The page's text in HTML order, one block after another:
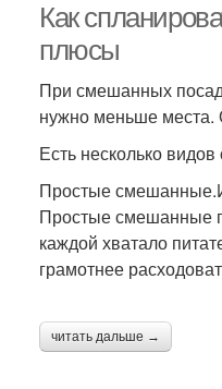
Как
плюсы
При смешанных
нужно меньше места.
Есть несколько
Простые
Простые смешанные
каждой хватало
грамотнее
читать дальше →